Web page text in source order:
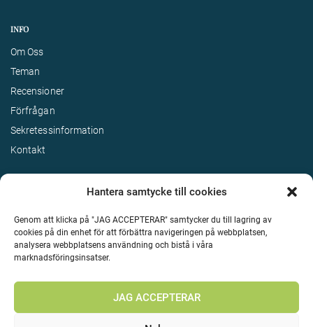
Hantera samtycke till cookies
Genom att klicka på "JAG ACCEPTERAR" samtycker du till lagring av
cookies på din enhet för att förbättra navigeringen på webbplatsen,
analysera webbplatsens användning och bistå i våra
marknadsföringsinsatser.
JAG ACCEPTERAR
INFO
Om Oss
Teman
Recensioner
Förfrågan
Sekretessinformation
Kontakt
Upphovsrätt 2026 Enjoy Travel Alla rättigheter reserverade